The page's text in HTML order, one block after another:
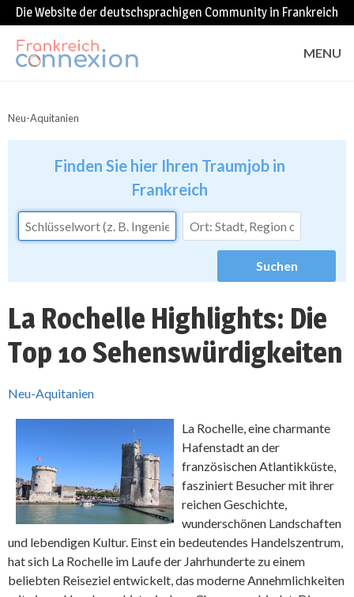
Die Website der deutschsprachigen Community in Frankreich
MENU
Neu-Aquitanien
Finden Sie hier Ihren Traumjob in
Frankreich
La Rochelle Highlights: Die
Top 10 Sehenswürdigkeiten
Neu-Aquitanien
La Rochelle, eine charmante
Hafenstadt an der
französischen Atlantikküste,
fasziniert Besucher mit ihrer
reichen Geschichte,
wunderschönen Landschaften
und lebendigen Kultur. Einst ein bedeutendes Handelszentrum,
hat sich La Rochelle im Laufe der Jahrhunderte zu einem
beliebten Reiseziel entwickelt, das moderne Annehmlichkeiten